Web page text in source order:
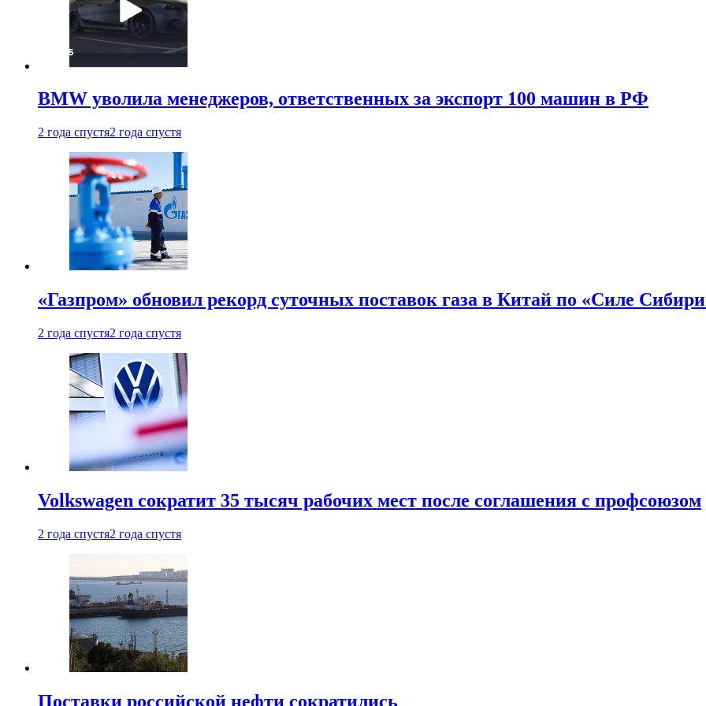
BMW уволила менеджеров, ответственных за экспорт 100 машин в РФ
2 года спустя2 года спустя
«Газпром» обновил рекорд суточных поставок газа в Китай по «Силе
2 года спустя2 года спустя
Volkswagen сократит 35 тысяч рабочих мест после соглашения с профсоюзом
2 года спустя2 года спустя
Поставки российской нефти сократились